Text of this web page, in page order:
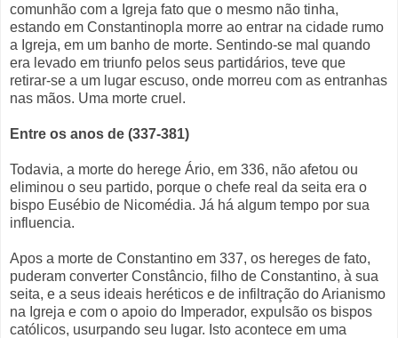
comunhão com a Igreja fato que o mesmo não tinha,
estando em Constantinopla morre ao entrar na cidade rumo
a Igreja, em um banho de morte. Sentindo-se mal quando
era levado em triunfo pelos seus partidários, teve que
retirar-se a um lugar escuso, onde morreu com as entranhas
nas mãos. Uma morte cruel.
Entre os anos de (337-381)
Todavia, a morte do herege Ário, em 336, não afetou ou
eliminou o seu partido, porque o chefe real da seita era o
bispo Eusébio de Nicomédia. Já há algum tempo por sua
influencia.
Apos a morte de Constantino em 337, os hereges de fato,
puderam converter Constâncio, filho de Constantino, à sua
seita, e a seus ideais heréticos e de infiltração do Arianismo
na Igreja e com o apoio do Imperador, expulsão os bispos
católicos, usurpando seu lugar. Isto acontece em uma